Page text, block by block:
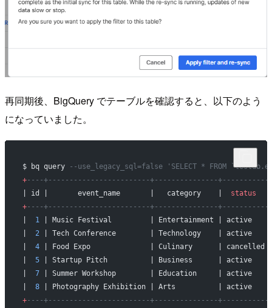
再同期後、BigQuery でテーブルを確認すると、以下のよう
になっていました。
$ bq query
--use_legacy_sql=false 'SELECT * FROM
+----+------------------------+---------------
| id |       event_name       |   category    | status
+----+------------------------+---------------
1 | Music Festival         | Entertainment | active
2 | Tech Conference        | Technology    | active
4 | Food Expo              | Culinary      |
5 | Startup Pitch          | Business      | active
7 | Summer Workshop        | Education     | active
8 | Photography Exhibition | Arts          | active
+----+------------------------+---------------